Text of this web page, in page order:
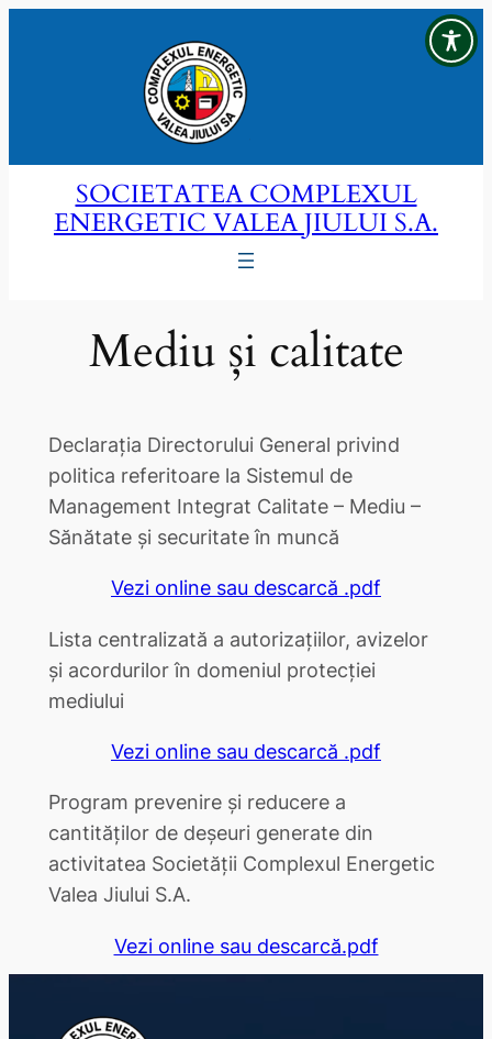
SOCIETATEA COMPLEXUL
ENERGETIC VALEA JIULUI S.A.
Mediu și calitate
Declaraţia Directorului General privind
politica referitoare la Sistemul de
Management Integrat Calitate – Mediu –
Sănătate şi securitate în muncă
Vezi online sau descarcă .pdf
Lista centralizată a autorizațiilor, avizelor
și acordurilor în domeniul protecției
mediului
Vezi online sau descarcă .pdf
Program prevenire și reducere a
cantităților de deșeuri generate din
activitatea Societății Complexul Energetic
Valea Jiului S.A.
Vezi online sau descarcă.pdf